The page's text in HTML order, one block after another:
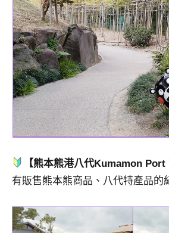
【熊本熊港八代Kumamon Port
有販售熊本熊商品、八代特產品的